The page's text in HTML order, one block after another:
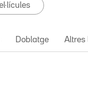
Doblatge Altres